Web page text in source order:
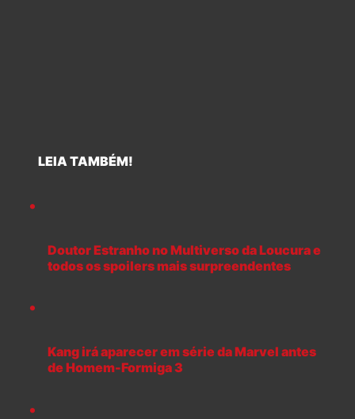
LEIA TAMBÉM!
Doutor Estranho no Multiverso da Loucura e
todos os spoilers mais surpreendentes
Kang irá aparecer em série da Marvel antes
de Homem-Formiga 3